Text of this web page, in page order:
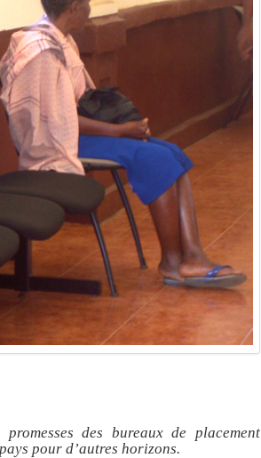
des bureaux de placement
pour d’autres horizons.